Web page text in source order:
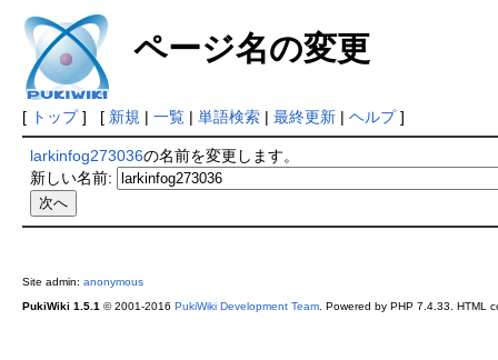
ページ名の変更
[ トップ] [ 新規 | 一覧| 単語検索| 最終更新| ヘルプ]
larkinfog273036の名前を変更します。
新しい名前:
Site admin: anonymous
PukiWiki 1.5.1 © 2001-2016 PukiWiki Development Team. Powered by PHP 7.4.33. HTML